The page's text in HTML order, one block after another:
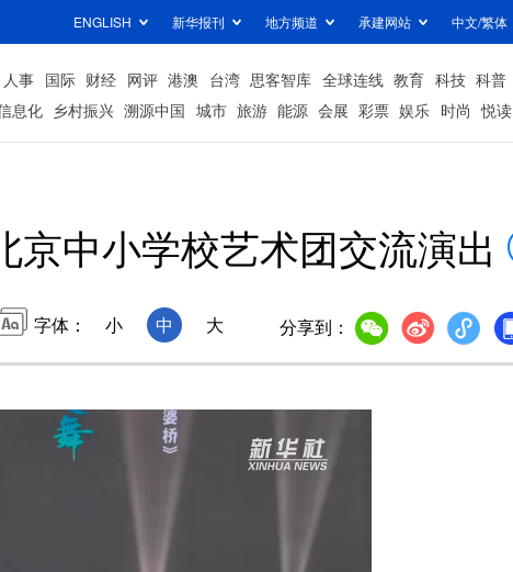
ENGLISH 新华报刊 地方频道 承建网站 中文/繁体
人事 国际 财经 网评 港澳 台湾 思客智库 全球连线 教育 科技 科普
息化 乡村振兴 溯源中国 城市 旅游 能源 会展 彩票 娱乐 时尚 悦读
京中小学校艺术团交流演出
字体： 小 中 大 分享到：